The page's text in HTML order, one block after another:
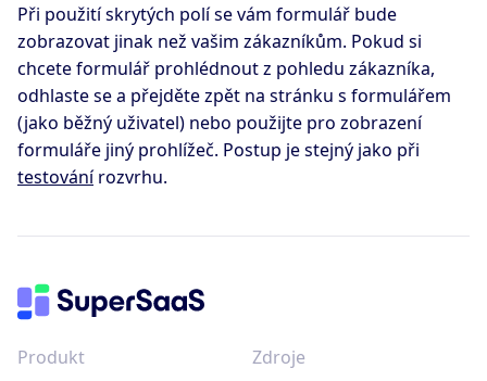
Při použití skrytých polí se vám formulář bude
zobrazovat jinak než vašim zákazníkům. Pokud si
chcete formulář prohlédnout z pohledu zákazníka,
odhlaste se a přejděte zpět na stránku s formulářem
(jako běžný uživatel) nebo použijte pro zobrazení
formuláře jiný prohlížeč. Postup je stejný jako při
testovánírozvrhu.
Produkt
Zdroje